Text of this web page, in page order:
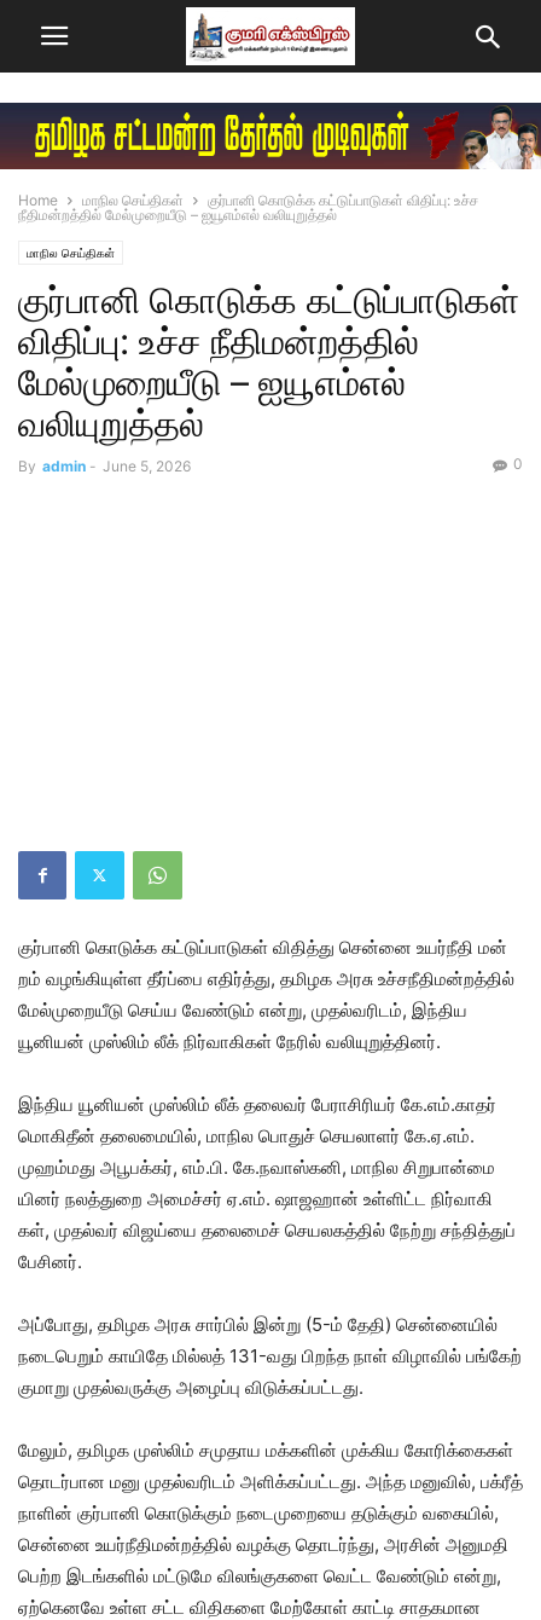
Home மாநில செய்திகள்
குர்பானி கொடுக்க கட்டுப்பாடுகள் விதிப்பு: உச்ச
நீதிமன்றத்தில் மேல்முறையீடு – ஐயூஎம்எல் வலியுறுத்தல்
மாநில செய்திகள்
குர்பானி கொடுக்க கட்டுப்பாடுகள்
விதிப்பு: உச்ச நீதிமன்றத்தில்
மேல்முறையீடு – ஐயூஎம்எல்
வலியுறுத்தல்
By admin - June 5, 2026 0
குர்​பானி கொடுக்க கட்​டுப்​பாடு​கள் விதித்து சென்னை உயர்​நீ​தி​ மன்​
றம் வழங்​கி​யுள்ள தீர்ப்பை எதிர்த்​து, தமிழக அரசு உச்​சநீ​தி​மன்​றத்​தில்
மேல்​முறை​யீடு செய்ய வேண்​டும் என்​று, முதல்​வரிடம், இந்​திய
யூனியன் முஸ்​லிம் லீக் நிர்​வாகி​கள் நேரில் வலி​யுறுத்​தினர்.
இந்​திய யூனியன் முஸ்​லிம் லீக் தலை​வர் பேராசிரியர் கே.எம்​.​காதர்
மொகிதீன் தலை​மை​யில், மாநில பொதுச் செய​லா​ளர் கே.ஏ.எம்.
முஹம்​மது அபூபக்​கர், எம்​.பி. கே.ந​வாஸ்​க​னி, மாநில சிறு​பான்​மை​
யினர் நலத்​துறை அமைச்​சர் ஏ.எம். ஷாஜஹான் உள்​ளிட்ட நிர்​வாகி​
கள், முதல்​வர் விஜய்யை தலை​மைச் செயல​கத்​தில் நேற்று சந்​தித்​துப்
பேசினர்.
அப்​போது, தமிழக அரசு சார்​பில் இன்று (5-ம் தேதி) சென்​னை​யில்
நடை​பெறும் காயிதே மில்​லத் 131-வது பிறந்த நாள் விழா​வில் பங்​கேற்​
கு​மாறு முதல்​வருக்கு அழைப்பு விடுக்​கப்​பட்​டது.
மேலும், தமிழக முஸ்​லிம் சமு​தாய மக்​களின் முக்​கிய கோரிக்​கைகள்
தொடர்​பான மனு முதல்​வரிடம் அளிக்​கப்​பட்​டது. அந்த மனு​வில், பக்​ரீத்
நாளின் குர்​பானி கொடுக்​கும் நடை​முறையை தடுக்​கும் வகை​யில்,
சென்னை உயர்​நீ​தி​மன்​றத்​தில் வழக்கு தொடர்ந்​து, அரசின் அனு​மதி
பெற்ற இடங்​களில் மட்​டுமே விலங்​கு​களை வெட்ட வேண்​டும் என்​று,
ஏற்​கெ​னவே உள்ள சட்ட விதி​களை மேற்​கோள் காட்டி சாதக​மான